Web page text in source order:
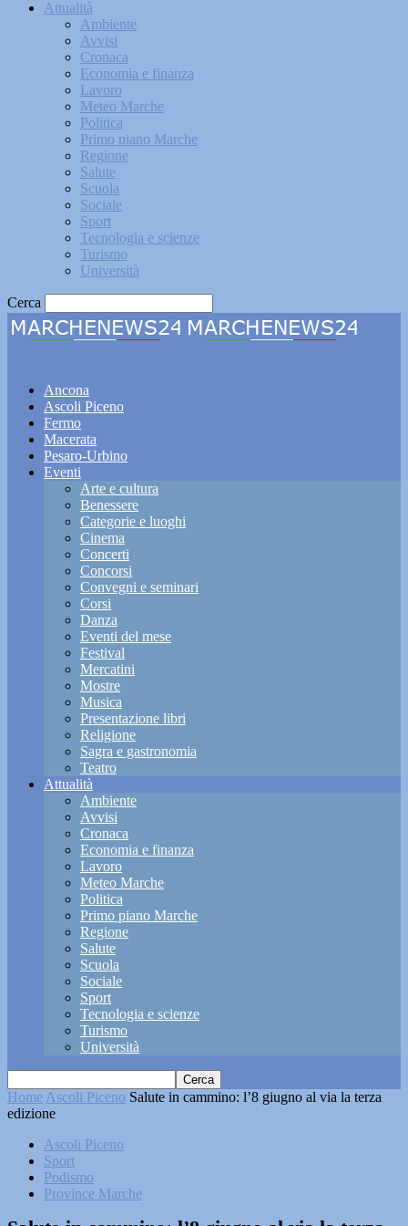
Attualità
Ambiente
Avvisi
Cronaca
Economia e finanza
Lavoro
Meteo Marche
Politica
Primo piano Marche
Regione
Salute
Scuola
Sociale
Sport
Tecnologia e scienze
Turismo
Università
Cerca
Ancona
Ascoli Piceno
Fermo
Macerata
Pesaro-Urbino
Eventi
Arte e cultura
Benessere
Categorie e luoghi
Cinema
Concerti
Concorsi
Convegni e seminari
Corsi
Danza
Eventi del mese
Festival
Mercatini
Mostre
Musica
Presentazione libri
Religione
Sagra e gastronomia
Teatro
Attualità
Ambiente
Avvisi
Cronaca
Economia e finanza
Lavoro
Meteo Marche
Politica
Primo piano Marche
Regione
Salute
Scuola
Sociale
Sport
Tecnologia e scienze
Turismo
Università
Home Ascoli Piceno Salute in cammino: l’8 giugno al via la terza
edizione
Ascoli Piceno
Sport
Podismo
Province Marche